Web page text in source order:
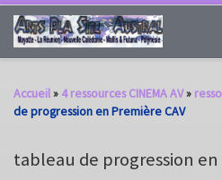
Passer au contenu
Accueil» 4 ressources CINEMA AV»
de progression en Première CAV
tableau de progression en